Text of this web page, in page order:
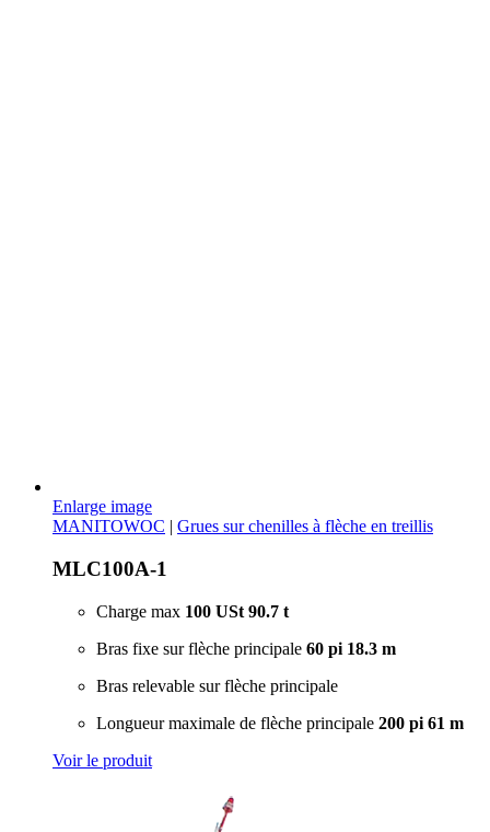
Enlarge image
MANITOWOC | Grues sur chenilles à flèche en treillis
MLC100A-1
Charge max 100 USt 90.7 t
Bras fixe sur flèche principale 60 pi 18.3 m
Bras relevable sur flèche principale
Longueur maximale de flèche principale 200 pi 61 m
Voir le produit